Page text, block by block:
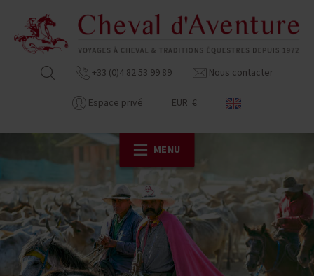
+33 (0)4 82 53 99 89 Nous contacter
Espace privé EUR €
MENU